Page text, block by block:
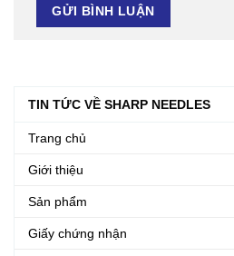
TIN TỨC VỀ SHARP NEEDLES
Trang chủ
Giới thiệu
Sản phẩm
Giấy chứng nhận